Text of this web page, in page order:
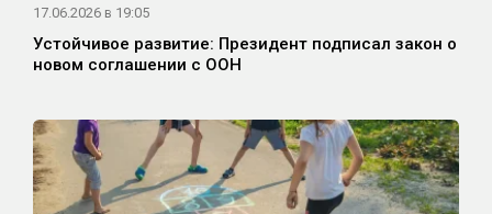
17.06.2026 в 19:05
Устойчивое развитие: Президент подписал закон о
новом соглашении с ООН